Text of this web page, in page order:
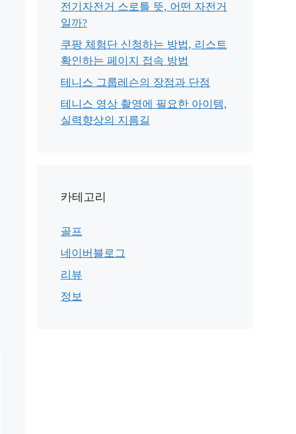
전기자전거 스로틀 뜻, 어떤 자전거
일까?
쿠팡 체험단 신청하는 방법, 리스트
확인하는 페이지 접속 방법
테니스 그룹레슨의 장점과 단점
테니스 영상 촬영에 필요한 아이템,
실력향상의 지름길
카테고리
골프
네이버블로그
리뷰
정보